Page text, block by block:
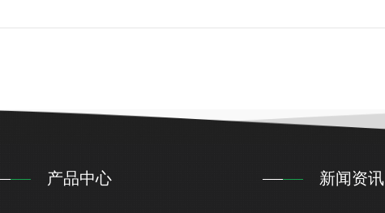
产品中心 新闻资讯